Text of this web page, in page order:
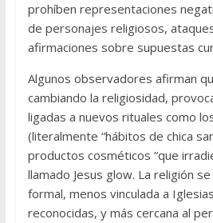
prohíben representaciones
de personajes religiosos,
afirmaciones sobre supuestas
Algunos observadores afirman
cambiando la religiosidad,
ligadas a nuevos rituales como
(literalmente “hábitos de chica
productos cosméticos “que
llamado Jesus glow. La religión
formal, menos vinculada a
reconocidas, y más cercana al